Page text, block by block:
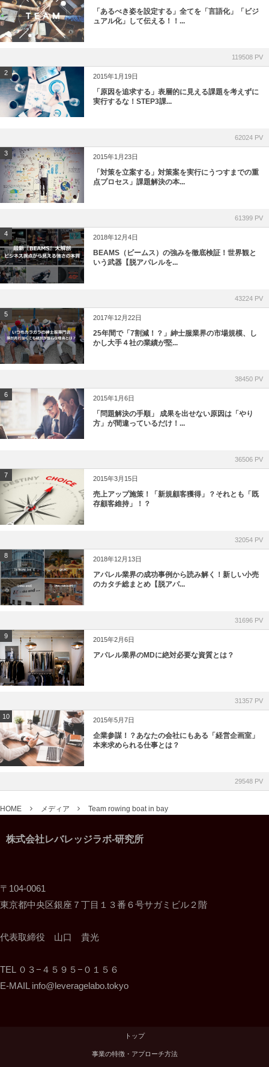
「あるべき姿を設定する」全てを「言語化」「ビジ
ュアル化」して伝える！！...
119508 PV
2 2015年1月19日
「原因を追求する」表層的に見える課題を考えずに
実行するな！STEP3課...
62024 PV
3 2015年1月23日
「対策を立案する」対策案を実行にうつすまでの重
点プロセス」課題解決の本...
61399 PV
4 2018年12月4日
BEAMS（ビームス）の強みを徹底検証！世界観と
いう武器【脱アパレルを...
43224 PV
5 2017年12月22日
25年間で「7割減！？」紳士服業界の市場規模、し
かし大手４社の業績が堅...
38450 PV
6 2015年1月6日
「問題解決の手順」 成果を出せない原因は「やり
方」が間違っているだけ！...
36506 PV
7 2015年3月15日
売上アップ施策！「新規顧客獲得」？それとも「既
存顧客維持」！？
32054 PV
8 2018年12月13日
アパレル業界の成功事例から読み解く！新しい小売
のカタチ総まとめ【脱アパ...
31696 PV
9 2015年2月6日
アパレル業界のMDに絶対必要な資質とは？
31357 PV
10 2015年5月7日
企業参謀！？あなたの会社にもある「経営企画室」
本来求められる仕事とは？
29548 PV
HOME メディア Team rowing boat in bay
株式会社レバレッジラボ-研究所
〒104-0061
東京都中央区銀座７丁目１３番６号サガミビル２階
代表取締役 山口 貴光
TEL ０３−４５９５−０１５６
E-MAIL info@leveragelabo.tokyo
トップ
事業の特徴・アプローチ方法